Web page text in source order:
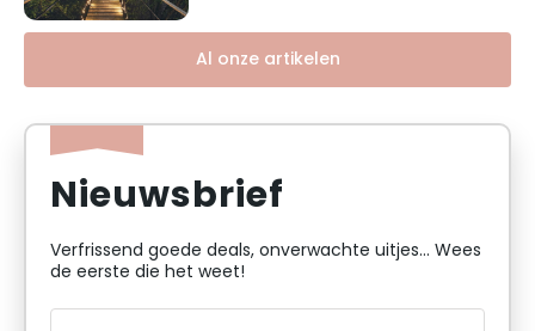
Al onze artikelen
Nieuwsbrief
Verfrissend goede deals, onverwachte uitjes... Wees
de eerste die het weet!